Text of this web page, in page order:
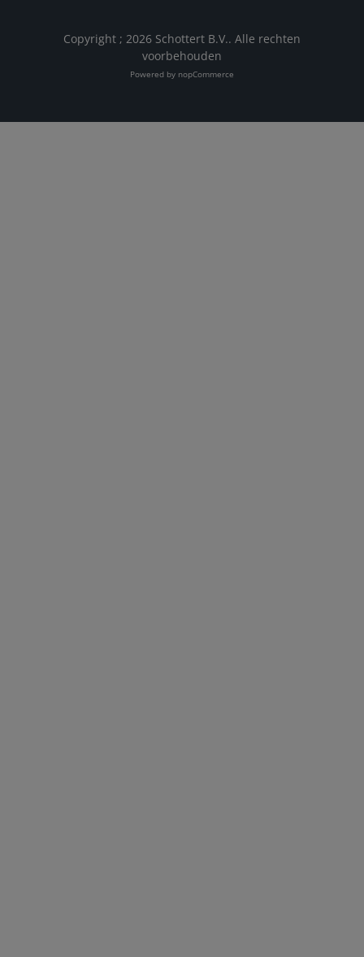
Copyright ; 2026 Schottert B.V.. Alle rechten
voorbehouden
Powered by nopCommerce